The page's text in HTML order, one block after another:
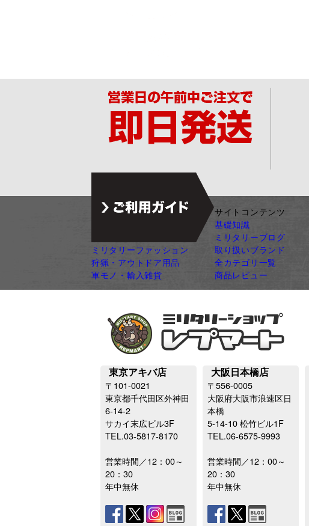
ジャンル別カテゴリ
ミリタリーファッション
狩猟・アウトドア用品
軍モノ・輸入雑貨
サイトコンテンツ
基礎知識
ミリタリーブログ
取り扱いブランド
全カテゴリ一覧
商品レビュー
東京アキバ店
〒101-0021
東京都千代田区外神田
6-14-2
サカイ末広ビル3F
TEL.03-5817-8170
営業時間／12：00～
20：30
年中無休
大阪日本橋店
〒556-0005
大阪府大阪市浪速区日
本橋
5-14-10 松竹ビル1F
TEL.06-6575-9993
営業時間／12：00～
20：30
年中無休